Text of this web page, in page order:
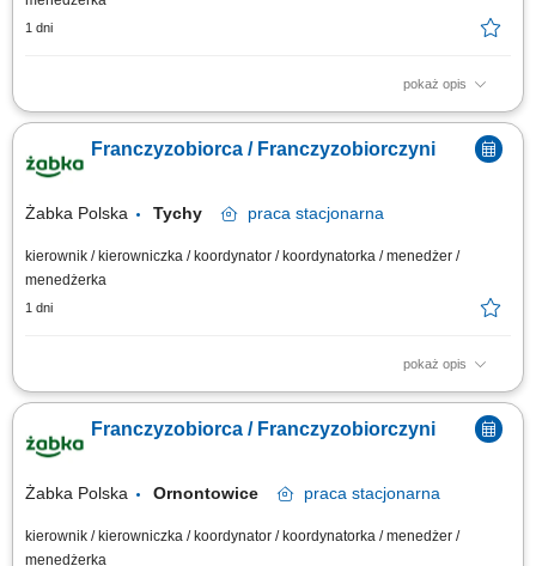
1 dni
pokaż opis
Główne zadania: Prowadzenie własnej działalności gospodarczej w
oparciu o sprawdzony model biznesowy. Dbanie o wysoką jakość obsługi.
Monitorowanie stanów magazynowych i zamówień. Dostosowywanie
asortymentu sklepu do potrzeb lokalnego rynku. Współpraca z centralą w
Franczyzobiorca / Franczyzobiorczyni
Żabka Polska Tychy praca stacjonarna
kierownik / kierowniczka / koordynator / koordynatorka / menedżer /
menedżerka
1 dni
pokaż opis
Główne zadania: Prowadzenie własnej działalności gospodarczej w
oparciu o sprawdzony model biznesowy. Dbanie o wysoką jakość obsługi.
Monitorowanie stanów magazynowych i zamówień. Dostosowywanie
asortymentu sklepu do potrzeb lokalnego rynku. Współpraca z centralą w
Franczyzobiorca / Franczyzobiorczyni
Żabka Polska Ornontowice praca stacjonarna
kierownik / kierowniczka / koordynator / koordynatorka / menedżer /
menedżerka